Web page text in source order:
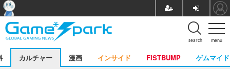
menu
search
カルチャー 漫画 インサイド FISTBUMP ゲムマイド